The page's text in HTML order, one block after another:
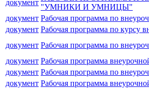
документ
"УМНИКИ И УМНИЦЫ"
документ Рабочая программа по
документ Рабочая программа по курсу
документ Рабочая программа по
документ Рабочая программа
документ Рабочая программа по
документ Рабочая программа